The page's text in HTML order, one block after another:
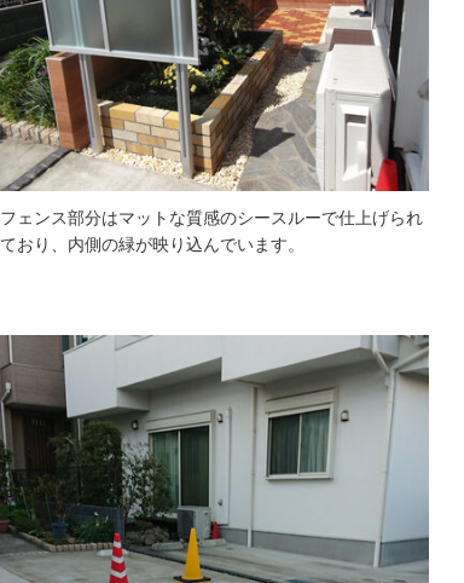
フェンス部分はマットな質感のシースルーで仕上げられ
ており、内側の緑が映り込んでいます。